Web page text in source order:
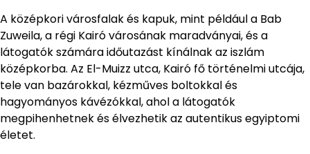
A középkori városfalak és kapuk, mint például a Bab
Zuweila, a régi Kairó városának maradványai, és a
látogatók számára időutazást kínálnak az iszlám
középkorba. Az El-Muizz utca, Kairó fő történelmi utcája,
tele van bazárokkal, kézműves boltokkal és
hagyományos kávézókkal, ahol a látogatók
megpihenhetnek és élvezhetik az autentikus egyiptomi
életet.